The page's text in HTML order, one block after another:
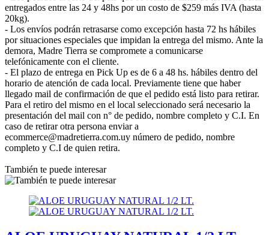
entregados entre las 24 y 48hs por un costo de $259 más IVA (hasta
20kg).
- Los envíos podrán retrasarse como excepción hasta 72 hs hábiles
por situaciones especiales que impidan la entrega del mismo. Ante la
demora, Madre Tierra se compromete a comunicarse
telefónicamente con el cliente.
- El plazo de entrega en Pick Up es de 6 a 48 hs. hábiles dentro del
horario de atención de cada local. Previamente tiene que haber
llegado mail de confirmación de que el pedido está listo para retirar.
Para el retiro del mismo en el local seleccionado será necesario la
presentación del mail con n° de pedido, nombre completo y C.I. En
caso de retirar otra persona enviar a
ecommerce@madretierra.com.uy número de pedido, nombre
completo y C.I de quien retira.
También te puede interesar